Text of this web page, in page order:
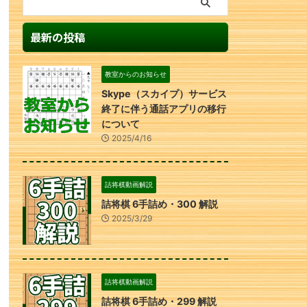
最新の投稿
教室からのお知らせ
Skype（スカイプ）サービス
終了に伴う通話アプリの移行
について
2025/4/16
詰将棋動画解説
詰将棋 6手詰め・300 解説
2025/3/29
詰将棋動画解説
詰将棋 6手詰め・299 解説